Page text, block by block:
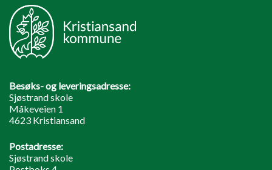
Besøks- og leveringsadresse:
Sjøstrand skole
Måkeveien 1
4623 Kristiansand
Postadresse:
Sjøstrand skole